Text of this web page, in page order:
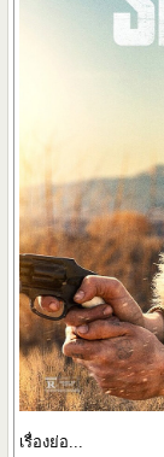
เรื่องย่อ...